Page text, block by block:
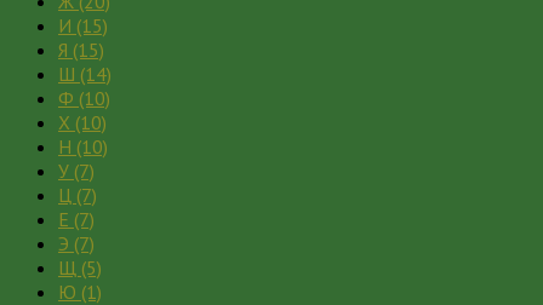
И (15)
Я (15)
Ш (14)
Ф (10)
Х (10)
Н (10)
У (7)
Ц (7)
Е (7)
Э (7)
Щ (5)
Ю (1)